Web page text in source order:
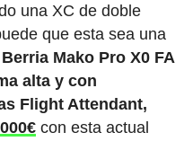
una XC de doble
que esta sea una
Mako Pro X0 FA
alta y con
Flight Attendant,
con esta actual